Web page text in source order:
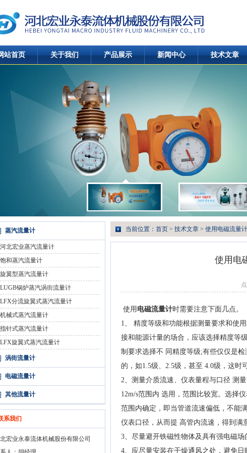
站首页 关于我们 产品展示 新闻中心 技术文章
蒸汽流量计
河北宏业蒸汽流量计
饱和蒸汽流量计
旋翼型蒸汽流量计
LUGB锅炉蒸汽涡街流量计
LFX分流旋翼式蒸汽流量计
机械式蒸汽流量计
指针式蒸汽流量计
LFX旋翼式蒸汽流量计
涡街流量计
电磁流量计
其他流量计
系我们
宏业永泰流体机械股份有限公司
当前位置： 首页 > 技术文章 > 使用电磁流量
使用电
使用 电磁流量计时需要注意下面几点。
1、 精度等级和功能根据测量要求和使
接和能源计量的场合，应该选择精度等
制要求选择不 同精度等级;有些仅仅是
的，如1.5级、2.5级，甚至 4.0级，这时
2、测量介质流速、仪表量程与口径 测量
12m/s范围内 选用，范围比较宽。选择
范围内确定，即当管道流速偏低，不能
仪表口径，从而提 高管内流速，得到满
3、尽量避开铁磁性物体及具有强电磁
4、应尽量安装在干燥通风之处，避免